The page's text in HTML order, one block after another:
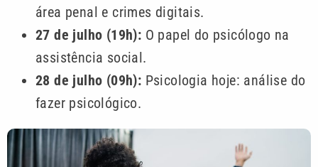
área penal e crimes digitais.
27 de julho (19h): O papel do psicólogo na
assistência social.
28 de julho (09h): Psicologia hoje: análise do
fazer psicológico.